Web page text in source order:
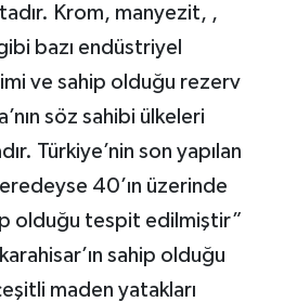
Krom, manyezit, ,
bazı endüstriyel
ve sahip olduğu rezerv
söz sahibi ülkeleri
Türkiye’nin son yapılan
40’ın üzerinde
olduğu tespit edilmiştir”
sahip olduğu
maden yatakları